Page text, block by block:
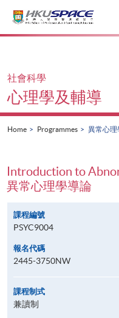
Main
社會科學
心理學及輔導
Home Programmes 異常心理
Introduction to
異常心理學導論
課程編號
PSYC9004
報名代碼
2445-3750NW
課程制式
兼讀制